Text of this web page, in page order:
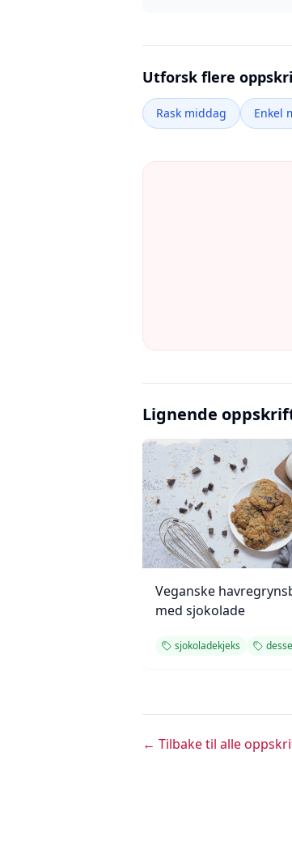
Utforsk flere
Rask middag Enkel
Lignende
Veganske
med sjokolade
sjokoladekjeks
← Tilbake til alle